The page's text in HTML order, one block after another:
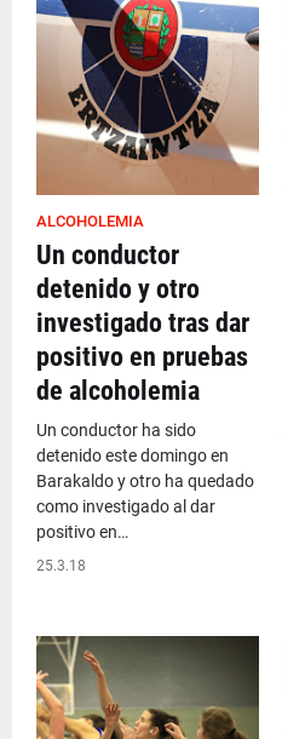
ALCOHOLEMIA
Un conductor
detenido y otro
investigado tras dar
positivo en pruebas
de alcoholemia
Un conductor ha sido
detenido este domingo en
Barakaldo y otro ha quedado
como investigado al dar
positivo en…
25.3.18